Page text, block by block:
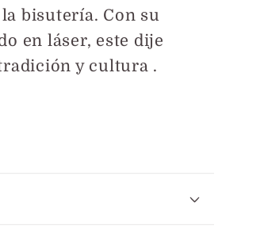
bisutería. Con su
en láser, este dije
y cultura .